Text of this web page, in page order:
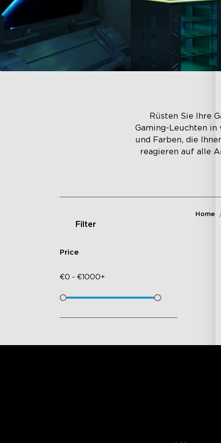
Rüsten Sie Ihre
Gaming-Leuchten
und Farben, die
reagieren auf alle
Filter
Price
€0 - €1000+
Home